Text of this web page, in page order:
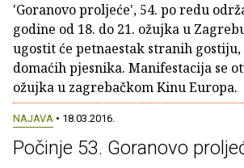
'Goranovo proljeće', 54. po redu
godine od 18. do 21. ožujka u
ugostit će petnaestak stranih
domaćih pjesnika. Manifestacija se
ožujka u zagrebačkom Kinu Europa.
NAJAVA • 18.03.2016.
Počinje 53. Goranovo